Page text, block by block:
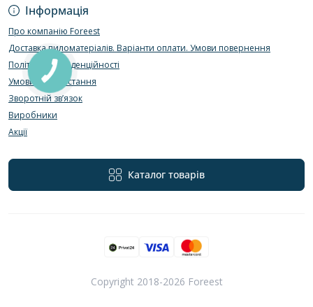
Інформація
Про компанію Foreest
Доставка пиломатеріалів. Варіанти оплати. Умови повернення
Політика конфіденційності
Умови використання
Зворотній зв’язок
Виробники
Акції
Каталог товарів
Copyright 2018-2026 Foreest